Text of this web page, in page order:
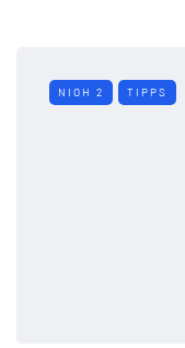
NIOH 2 TIPPS